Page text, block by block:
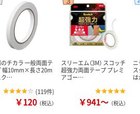
チカラ 一般両面テ
幅10mm×長さ20m
ク…
(119件)
￥120 （税込）
スリーエム（3M） スコッチ
超強力両面テープ プレミ
アゴー…
￥941～ （税込）